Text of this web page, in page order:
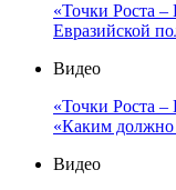
«Точки Роста
Евразийской
Видео
«Точки Роста –
«Каким должно
Видео